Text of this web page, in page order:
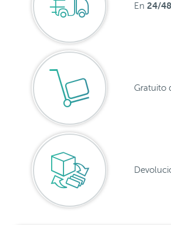
En 24/
Gratuito